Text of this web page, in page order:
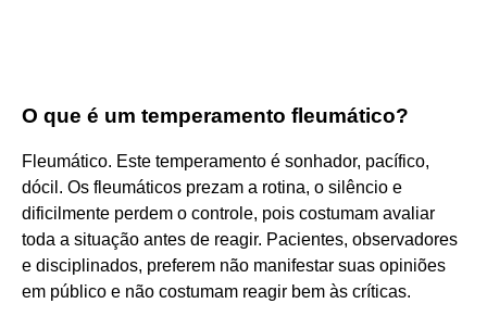
O que é um temperamento fleumático?
Fleumático. Este temperamento é sonhador, pacífico,
dócil. Os fleumáticos prezam a rotina, o silêncio e
dificilmente perdem o controle, pois costumam avaliar
toda a situação antes de reagir. Pacientes, observadores
e disciplinados, preferem não manifestar suas opiniões
em público e não costumam reagir bem às críticas.